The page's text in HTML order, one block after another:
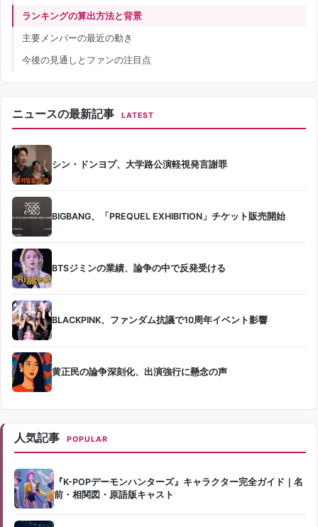
ランキングの算出方法と背景
主要メンバーの最近の動き
今後の見通しとファンの注目点
ニュースの最新記事 LATEST
シン・ドンヨプ、大学路公演軽視発言謝罪
BIGBANG、「PREQUEL EXHIBITION」チケット販売開始
BTSジミンの業績、論争の中で反発受ける
BLACKPINK、ファンダム抗議で10周年イベント影響
黄正民の論争深刻化、出演強行に懸念の声
人気記事 POPULAR
『K-POPデーモンハンターズ』キャラクター完全ガイド｜名
前・相関図・原語版キャスト